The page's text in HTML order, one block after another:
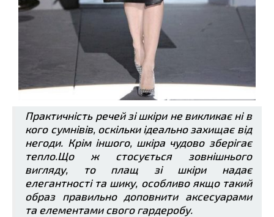
Практичність речей зі шкіри не викликає ні в
кого сумнівів, оскільки ідеально захищає від
негоди. Крім іншого, шкіра чудово зберігає
тепло.Що ж стосується зовнішнього
вигляду, то плащ зі шкіри надає
елегантності та шику, особливо якщо такий
образ правильно доповнити аксесуарами
та елементами свого гардеробу.